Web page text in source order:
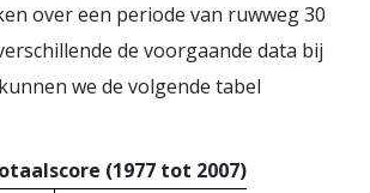
over een periode van ruwweg 30
de voorgaande data bij
we de volgende tabel
(1977 tot 2007)